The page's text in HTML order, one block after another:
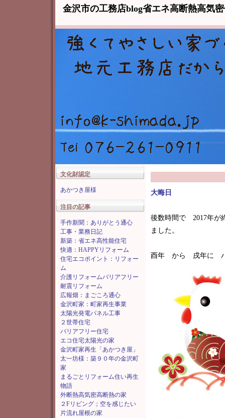
金沢市の工務店blog省エネ高断熱高気
文化財認定
あかつき屋様
注目の記事
手作新聞：ありがとう通心
工事・業務日記
新築：省エネ高性能住宅
快適：HAPPYリフォーム
住宅エコポイント：リフォー
ム
介護リフォームバリアフリー
耐震リフォーム
広報畑：まごころ通心
金沢町家：町家再生事業
太陽光発電パネル工事
２世帯住宅
バリアフリー住宅
エコ住宅太陽光の家
金沢町家再生「あかつき屋」
太一坊様：築９０年の金沢町
家
まるごとリフォーム住い再生
物語
外断熱高気密高断熱の家
２Fリビング；空を感じたい
片流れ屋根の家
大晦日
後数時間で 2017年が
ました。
酉年 から 戌年に バ